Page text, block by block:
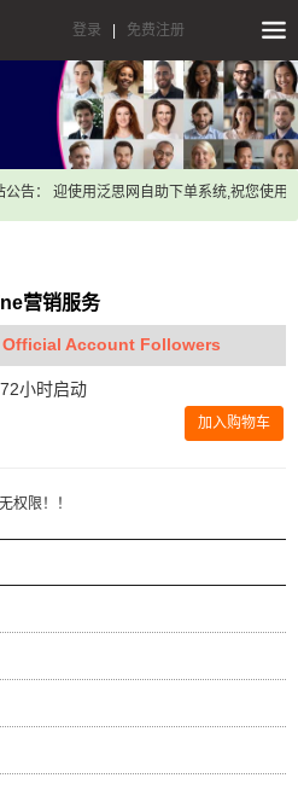
登录 免费注册
告： 迎使用泛思网自助下单系统,祝您使用愉
营销服务
Official Account Followers
小时启动
加入购物车
权限！！